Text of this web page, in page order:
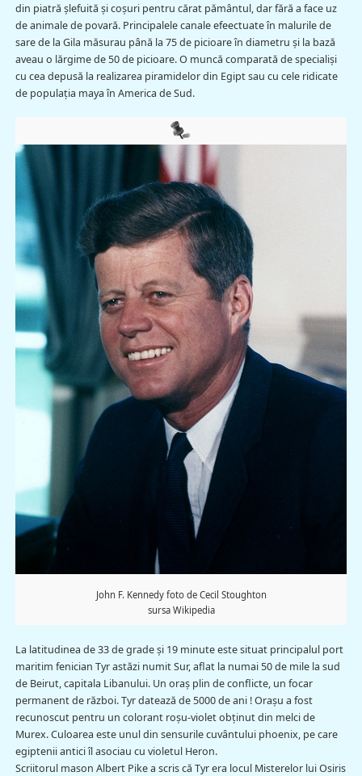
din piatră şlefuită şi coşuri pentru cărat pământul, dar fără a face uz
de animale de povară. Principalele canale efeectuate în malurile de
sare de la Gila măsurau până la 75 de picioare în diametru şi la bază
aveau o lărgime de 50 de picioare. O muncă comparată de specialişi
cu cea depusă la realizarea piramidelor din Egipt sau cu cele ridicate
de populaţia maya în America de Sud.
John F. Kennedy foto de Cecil Stoughton
sursa Wikipedia
La latitudinea de 33 de grade şi 19 minute este situat principalul port
maritim fenician Tyr astăzi numit Sur, aflat la numai 50 de mile la sud
de Beirut, capitala Libanului. Un oraş plin de conflicte, un focar
permanent de război. Tyr datează de 5000 de ani ! Oraşu a fost
recunoscut pentru un colorant roşu-violet obţinut din melci de
Murex. Culoarea este unul din sensurile cuvântului phoenix, pe care
egiptenii antici îl asociau cu violetul Heron.
Scriitorul mason Albert Pike a scris că Tyr era locul Misterelor lui Osiris